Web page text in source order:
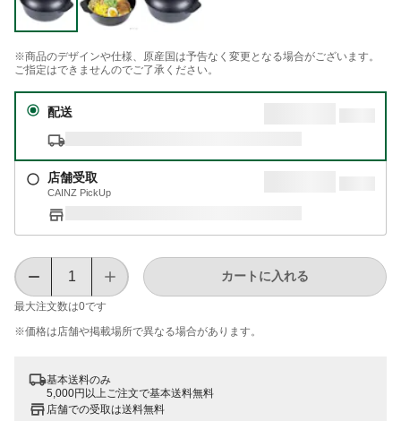
※商品のデザインや仕様、原産国は予告なく変更となる場合がございます。
ご指定はできませんのでご了承ください。
配送
店舗受取
CAINZ PickUp
最大注文数は0です
カートに入れる
※価格は​店舗や​掲載場所で​異なる​場合が​あります。
基本送料のみ
5,000円以上ご注文で基本送料無料
店舗での受取は送料無料